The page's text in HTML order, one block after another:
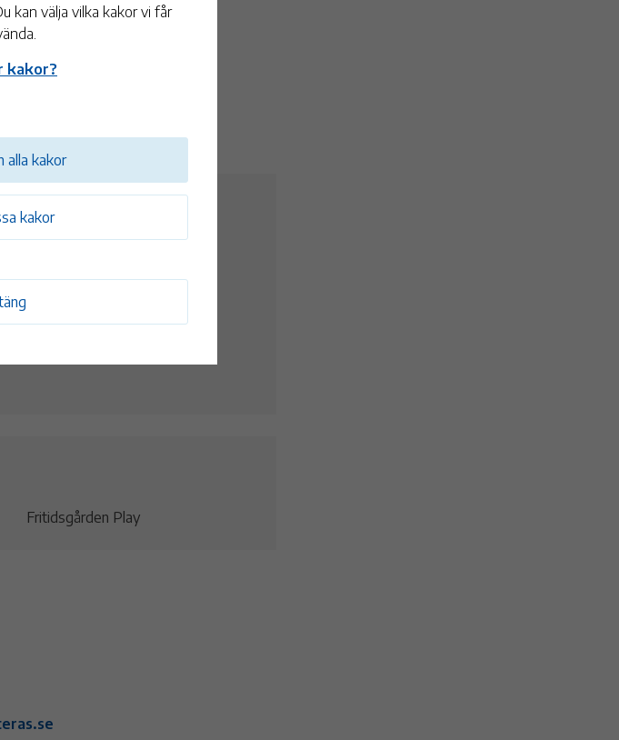
Fritidsgården Play
kan välja vilka kakor vi får
kakor?
kakor
alla kakor